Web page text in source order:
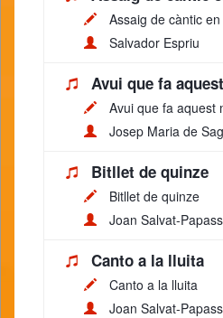
Assaig de càntic
Salvador Espriu
Avui que fa
Avui que fa aquest
Josep Maria de
Bitllet de quinze
Bitllet de quinze
Joan Salvat-
Canto a la lluita
Canto a la lluita
Joan Salvat-